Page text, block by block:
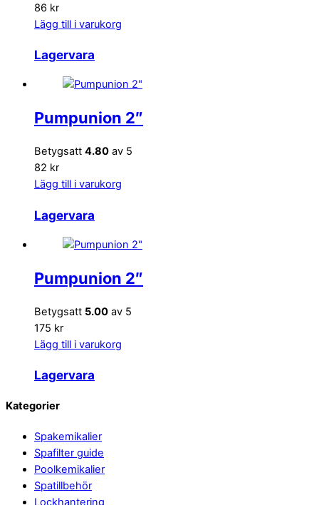
86 kr
Lägg till i varukorg
Lagervara
Pumpunion 2″
Betygsatt 4.80 av 5
82 kr
Lägg till i varukorg
Lagervara
Pumpunion 2″
Betygsatt 5.00 av 5
175 kr
Lägg till i varukorg
Lagervara
Back
Top
Kategorier
Spakemikalier
Spafilter guide
Poolkemikalier
Spatillbehör
Lockhantering